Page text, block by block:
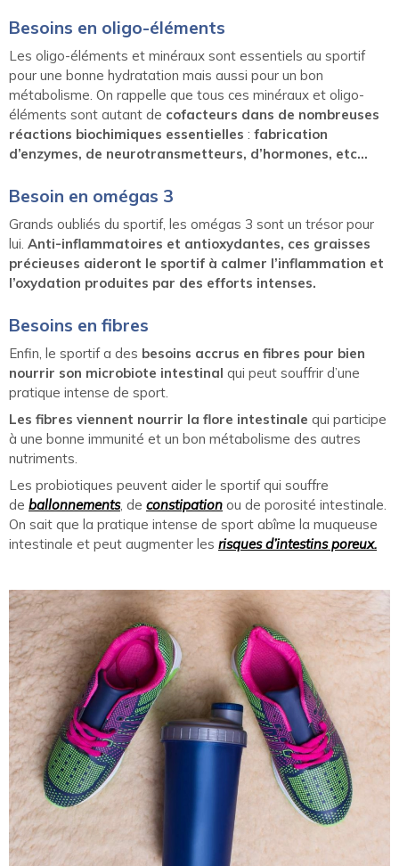
Besoins en oligo-éléments
Les oligo-éléments et minéraux sont essentiels au sportif
pour une bonne hydratation mais aussi pour un bon
métabolisme. On rappelle que tous ces minéraux et oligo-
éléments sont autant de cofacteurs dans de nombreuses
réactions biochimiques essentielles : fabrication
d’enzymes, de neurotransmetteurs, d’hormones, etc…
Besoin en omégas 3
Grands oubliés du sportif, les omégas 3 sont un trésor pour
lui. Anti-inflammatoires et antioxydantes, ces graisses
précieuses aideront le sportif à calmer l’inflammation et
l’oxydation produites par des efforts intenses.
Besoins en fibres
Enfin, le sportif a des besoins accrus en fibres pour bien
nourrir son microbiote intestinal qui peut souffrir d’une
pratique intense de sport.
Les fibres viennent nourrir la flore intestinale qui participe
à une bonne immunité et un bon métabolisme des autres
nutriments.
Les probiotiques peuvent aider le sportif qui souffre
de ballonnements, de constipation ou de porosité intestinale.
On sait que la pratique intense de sport abîme la muqueuse
intestinale et peut augmenter les risques d’intestins poreux.